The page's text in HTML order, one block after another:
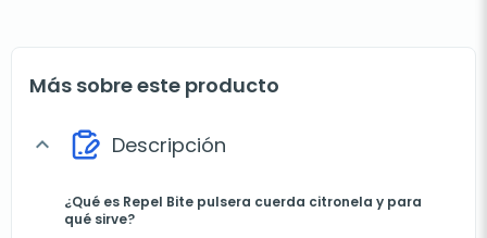
Más sobre este producto
expand_more Descripción
¿Qué es Repel Bite pulsera cuerda citronela y para
qué sirve?